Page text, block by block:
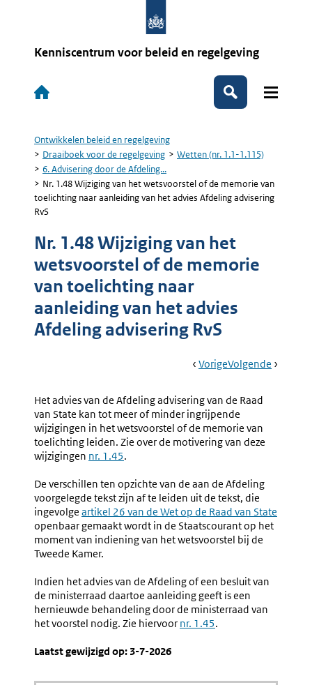
Kenniscentrum voor beleid en regelgeving
Hoofdnavigatie
Zoeken
Kruimelpad
Ontwikkelen beleid en regelgeving
Draaiboek voor de regelgeving
Wetten (nr. 1.1-1.115)
6. Advisering door de Afdeling...
Nr. 1.48 Wijziging van het wetsvoorstel of de memorie van
toelichting naar aanleiding van het advies Afdeling advisering
RvS
Nr. 1.48 Wijziging van het
wetsvoorstel of de memorie
van toelichting naar
aanleiding van het advies
Afdeling advisering RvS
Book
Ga
VorigePagina:
Nader
Rapport
Bij
Onverplicht
En
Ongevraagde/
Adviezen
Ga
Volgende Pagina:
Van
Het advies van de Afdeling advisering van de Raad
van State kan tot meer of minder ingrijpende
wijzigingen in het wetsvoorstel of de memorie van
toelichting leiden. Zie over de motivering van deze
wijzigingen nr. 1.45.
De verschillen ten opzichte van de aan de Afdeling
voorgelegde tekst zijn af te leiden uit de tekst, die
ingevolge Externe
link:
artikel 26 van de Wet op de Raad van State
openbaar gemaakt wordt in de Staatscourant op het
moment van indiening van het wetsvoorstel bij de
Tweede Kamer.
Indien het advies van de Afdeling of een besluit van
de ministerraad daartoe aanleiding geeft is een
hernieuwde behandeling door de ministerraad van
het voorstel nodig. Zie hiervoor nr. 1.45.
Laatst gewijzigd op: 3-7-2026